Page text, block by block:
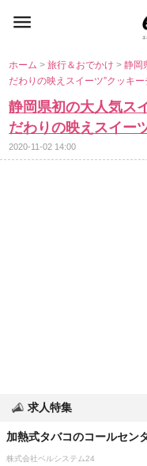
ホーム>旅行＆おでかけ>静岡
だわりの映えスイーツ”クッキ
静岡県初の大人気ス
だわりの映えスイー
2020-11-02 14:00
求人特集
加熱式タバコのコールセン
株式会社ベルシステム24